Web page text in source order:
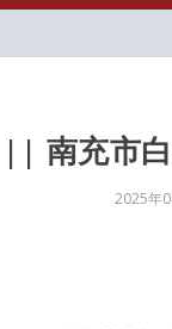
南充市
2025年